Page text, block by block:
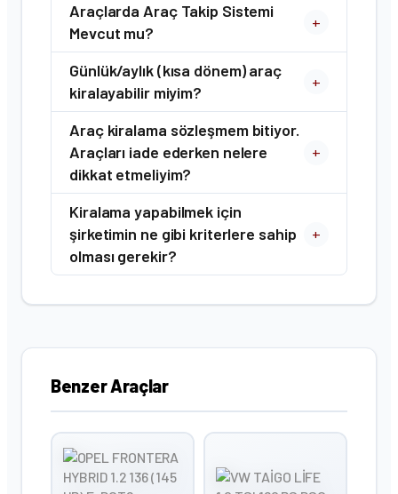
Araçlarda Araç Takip Sistemi
Mevcut mu?
+
Günlük/aylık (kısa dönem) araç
kiralayabilir miyim?
+
Araç kiralama sözleşmem bitiyor.
Araçları iade ederken nelere
dikkat etmeliyim?
+
Kiralama yapabilmek için
şirketimin ne gibi kriterlere sahip
olması gerekir?
+
Benzer Araçlar